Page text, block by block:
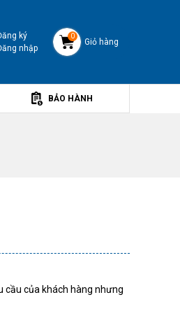
ký
nhập
0
Giỏ hàng
BẢO HÀNH
cầu của khách hàng nhưng